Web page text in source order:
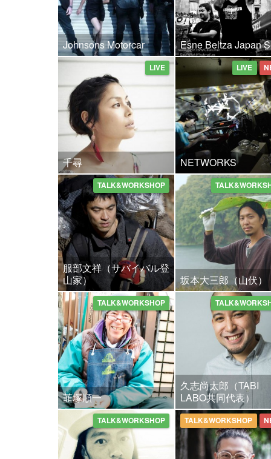
Johnsons Motorcar Esne Beltza Japan
千尋
LIVE
NETWORKS
LIVE
服部文祥（サバイバル登
山家）
TALK&WORKSHOP
坂本大三郎（山伏）
韮塚順一
TALK&WORKSHOP
久志尚太郎（TABI
LABO共同代表）
TALK&WORKSHOP TALK&WORKSHOP